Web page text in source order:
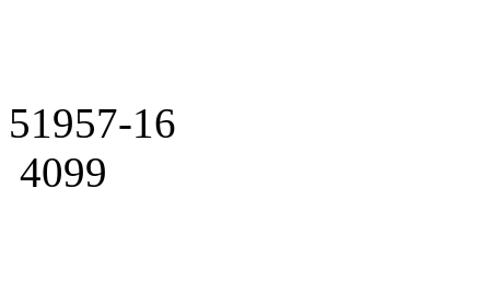
51957-16
4099